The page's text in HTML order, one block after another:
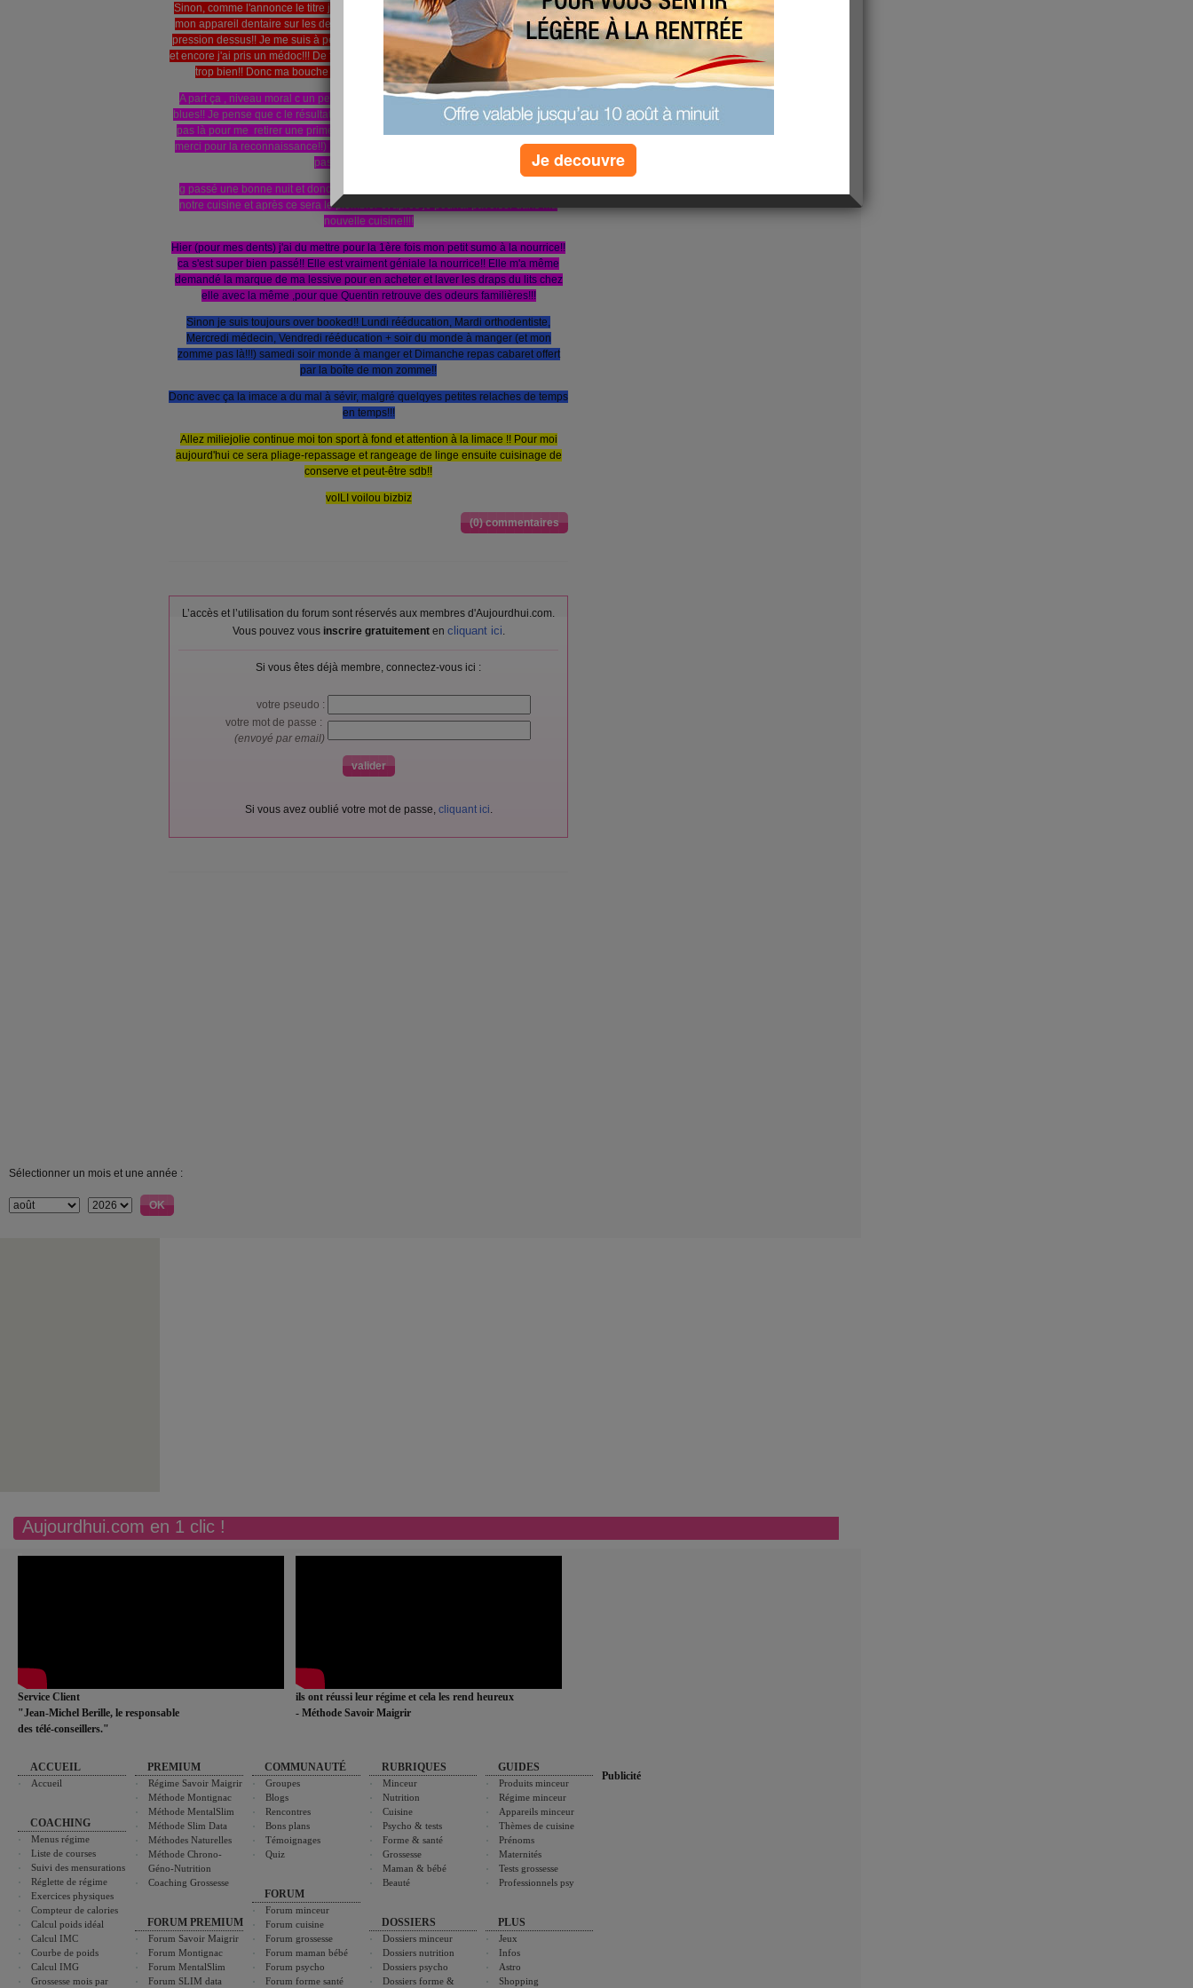
Sinon, comme l'annonce le titre j'ai trop mal aux dents!!! Je me suis fait poser hier
mon appareil dentaire sur les dents du haut et là je ne peux plus exercer aucune
pression dessus!! Je me suis à peine brosser les dents tellement que j'avais mal!!!
et encore j'ai pris un médoc!!! De toute façon j'étais prévenu, ça va durer 3-4 jours!!!
trop bien!! Donc ma bouche ressemble à ma cuisine !! un gros chantier!!!
A part ça , niveau moral c un peu mieux!! h oui, j'ai eu le droit a un petit coup de
blues!! Je pense que c le résultat de la fatigue + mon boulot qui profite que je sois
pas là pour me retirer une prime (que j avais réussi à avoir car je m investissait-
merci pour la reconnaissance!!) + des cauchemards toutes les nuits et n'oublions
pas le temps pourris!!!!
g passé une bonne nuit et donc supra moral!! Nous attendons l'électricien pour
notre cuisine et après ce sera le plombier et après je pourrai pavoiser dans ma
nouvelle cuisine!!!!
Hier (pour mes dents) j'ai du mettre pour la 1ère fois mon petit sumo à la nourrice!!
ca s'est super bien passé!! Elle est vraiment géniale la nourrice!! Elle m'a même
demandé la marque de ma lessive pour en acheter et laver les draps du lits chez
elle avec la même ,pour que Quentin retrouve des odeurs familières!!!
Sinon je suis toujours over booked!! Lundi rééducation, Mardi orthodentiste,
Mercredi médecin, Vendredi rééducation + soir du monde à manger (et mon
zomme pas là!!!) samedi soir monde à manger et Dimanche repas cabaret offert
par la boîte de mon zomme!!
Donc avec ça la imace a du mal à sévir, malgré quelqyes petites relaches de temps
en temps!!!
Allez miliejolie continue moi ton sport à fond et attention à la limace !! Pour moi
aujourd'hui ce sera pliage-repassage et rangeage de linge ensuite cuisinage de
conserve et peut-être sdb!!
voILI voilou bizbiz
(0) commentaires
L’accès et l’utilisation du forum sont réservés aux membres d'Aujourdhui.com.
Vous pouvez vous inscrire gratuitementen cliquant ici.
Si vous êtes déjà membre, connectez-vous ici :
votre pseudo :
votre mot de passe :
(envoyé par email)
Si vous avez oublié votre mot de passe, cliquant ici.
Sélectionner un mois et une année :
Aujourdhui.com en 1 clic !
Service Client
"Jean-Michel Berille, le responsable
des télé-conseillers."
ils ont réussi leur régime et cela les rend heureux
- Méthode Savoir Maigrir
ACCUEIL
Accueil
COACHING
Menus régime
Liste de courses
Suivi des mensurations
Réglette de régime
Exercices physiques
Compteur de calories
Calcul poids idéal
Calcul IMC
Courbe de poids
Calcul IMG
Grossesse mois par
PREMIUM
Régime Savoir Maigrir
Méthode Montignac
Méthode MentalSlim
Méthode Slim Data
Méthodes Naturelles
Méthode Chrono-
Géno-Nutrition
Coaching Grossesse
FORUM PREMIUM
Forum Savoir Maigrir
Forum Montignac
Forum MentalSlim
Forum SLIM data
COMMUNAUTÉ
Groupes
Blogs
Rencontres
Bons plans
Témoignages
Quiz
FORUM
Forum minceur
Forum cuisine
Forum grossesse
Forum maman bébé
Forum psycho
Forum forme santé
RUBRIQUES
Minceur
Nutrition
Cuisine
Psycho & tests
Forme & santé
Grossesse
Maman & bébé
Beauté
DOSSIERS
Dossiers minceur
Dossiers nutrition
Dossiers psycho
Dossiers forme &
GUIDES
Produits minceur
Régime minceur
Appareils minceur
Thèmes de cuisine
Prénoms
Maternités
Tests grossesse
Professionnels psy
PLUS
Jeux
Infos
Astro
Shopping
Publicité
Je decouvre